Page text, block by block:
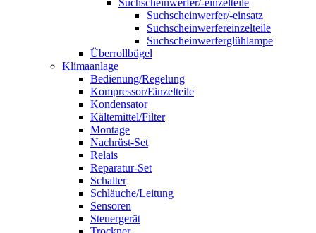
Suchscheinwerfer/-einzelteile
Suchscheinwerfer/-einsatz
Suchscheinwerfereinzelteile
Suchscheinwerferglühlampe
Überrollbügel
Klimaanlage
Bedienung/Regelung
Kompressor/Einzelteile
Kondensator
Kältemittel/Filter
Montage
Nachrüst-Set
Relais
Reparatur-Set
Schalter
Schläuche/Leitung
Sensoren
Steuergerät